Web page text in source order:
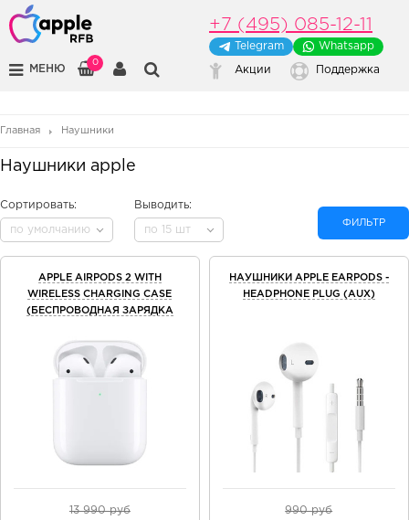
МЕНЮ
0
+7 (495) 085-12-11
Telegram Whatsapp
Акции Поддержка
Главная Наушники
Наушники apple
Сортировать:
по умолчанию
Выводить:
по 15 шт
ФИЛЬТР
APPLE AIRPODS 2 WITH
WIRELESS CHARGING CASE
(БЕСПРОВОДНАЯ ЗАРЯДКА
13 990 руб
НАУШНИКИ APPLE EARPODS -
HEADPHONE PLUG (AUX)
990 руб